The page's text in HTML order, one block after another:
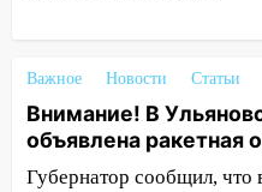
провернул хитрую
12:10 Ульяновский
120 тысяч долга
Важное Новости Статьи
Внимание! В
объявлена ракетная
Губернатор сообщил, что